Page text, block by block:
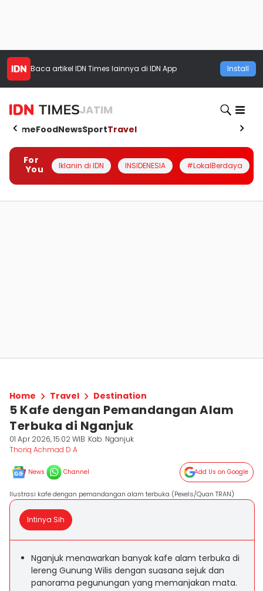
Baca artikel IDN Times lainnya di IDN App Install
JATIM
HomeFoodNewsSportTravel
For
You
Iklanin di IDN INSIDENESIA #LokalBerdaya
Home Travel Destination
5 Kafe dengan Pemandangan Alam
Terbuka di Nganjuk
01 Apr 2026, 15:02 WIB Kab. Nganjuk
Thoriq Achmad D A
News Channel Add Us on Google
Ilustrasi kafe dengan pemandangan alam terbuka (Pexels/Quan TRAN)
Intinya Sih
Nganjuk menawarkan banyak kafe alam terbuka di
lereng Gunung Wilis dengan suasana sejuk dan
panorama pegunungan yang memanjakan mata.